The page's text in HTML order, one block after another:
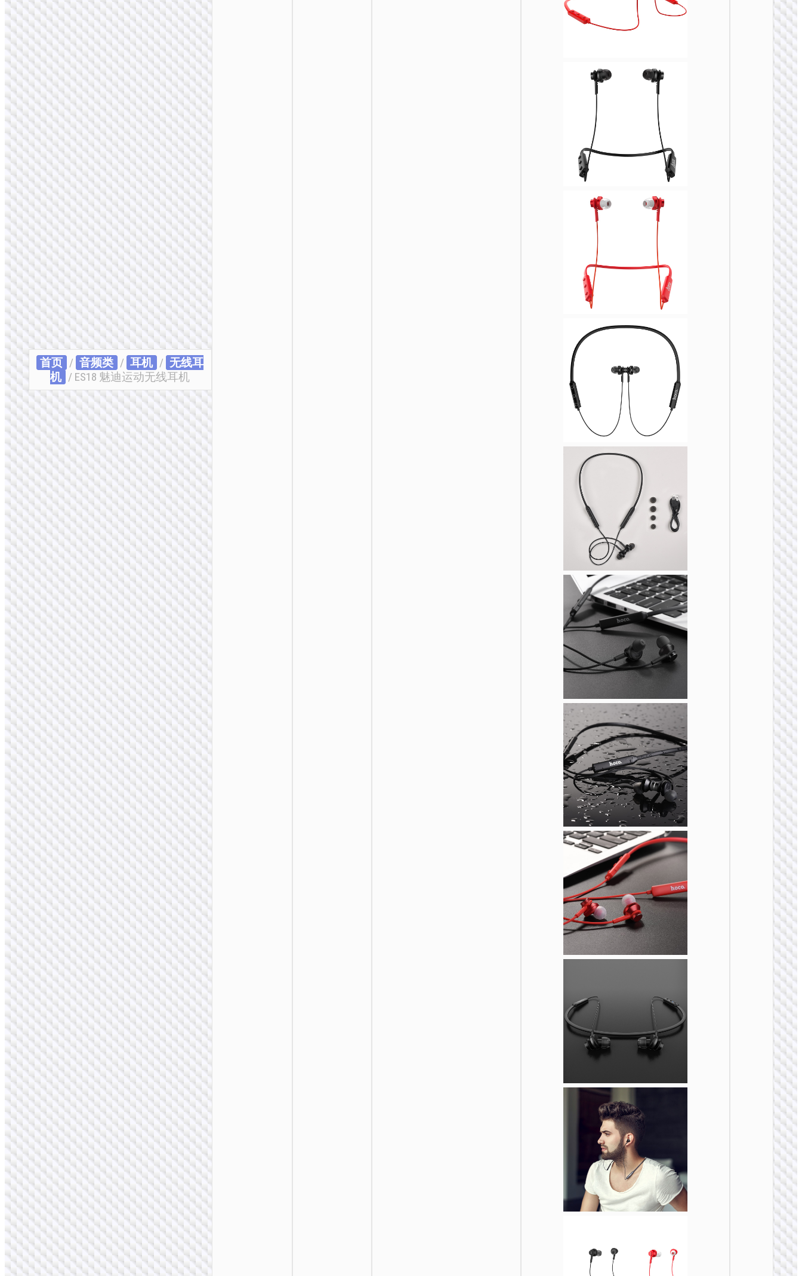
首页 / 音频类 / 耳机 / 无线耳
机 / ES18 魅迪运动无线耳机
无线耳
ES74
颈挂式
线耳机
无线耳
ES73
颈挂式
线耳机
无线耳
ES72
颈挂式
线耳机